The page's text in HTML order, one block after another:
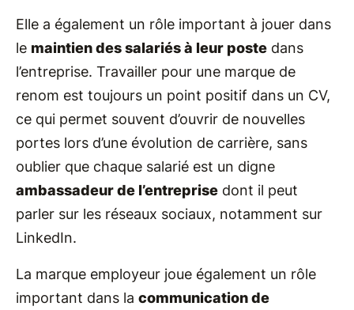
Elle a également un rôle important à jouer dans
le maintien des salariés à leur poste dans
l’entreprise. Travailler pour une marque de
renom est toujours un point positif dans un CV,
ce qui permet souvent d’ouvrir de nouvelles
portes lors d’une évolution de carrière, sans
oublier que chaque salarié est un digne
ambassadeur de l’entreprise dont il peut
parler sur les réseaux sociaux, notamment sur
LinkedIn.
La marque employeur joue également un rôle
important dans la communication de